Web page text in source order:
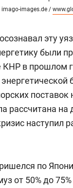
images.de /
эту
были
КНР в прошлом
поставок
рассчитана
наступил
по
от 50% до